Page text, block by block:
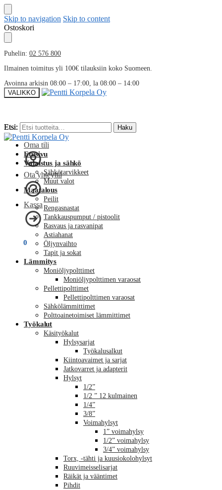
Skip to navigation Skip to content
Ostoskori
Puhelin: 02 576 800
Ilmainen toimitus yli 100€ tilauksiin koko Suomeen.
Avoinna arkisin 08:00 – 17:00, la 08:00 – 14:00
VALIKKO
Etsi: Haku
Oma tili
Ota yhteyttä
Kassa
0
Etsi: Haku
Etusivu
Valaistus ja sähkö
Sähkötarvikkeet
Muut valot
Maatalous
Peilit
Rengasnastat
Tankkauspumput / pistoolit
Rasvaus ja rasvanipat
Astiahanat
Öljynvaihto
Tapit ja sokat
Lämmitys
Moniöljypolttimet
Moniöljypolttimen varaosat
Pellettipolttimet
Pellettipolttimen varaosat
Sähkölämmittimet
Polttoainetoimiset lämmittimet
Työkalut
Käsityökalut
Hylsysarjat
Työkalusalkut
Kiintoavaimet ja sarjat
Jatkovarret ja adapterit
Hylsyt
1/2”
1/2 ” 12 kulmainen
1/4”
3/8”
Voimahylsyt
1” voimahylsy
1/2” voimahylsy
3/4” voimahylsy
Torx, -tähti ja kuusiokolohylsyt
Ruuvimeisselisarjat
Räikät ja vääntimet
Pihdit